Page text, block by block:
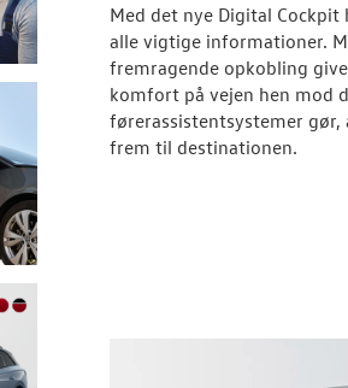
Med det nye Digital
alle vigtige informationer.
fremragende opkobling
komfort på vejen hen mod
førerassistentsystemer
frem til destinationen.